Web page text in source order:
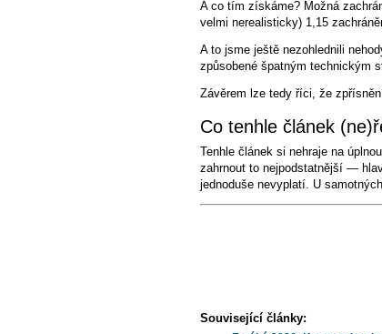
A co tím získáme? Možná
velmi nerealisticky) 1,15
A to jsme ještě nezohlednili
způsobené špatným technickým
Závěrem lze tedy říci, že
Co tenhle článek
Tenhle článek si nehraje na
zahrnout to nejpodstatnější —
jednoduše nevyplatí. U
Související články: